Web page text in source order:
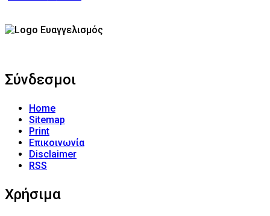
Σύνδεσμοι
Home
Sitemap
Print
Επικοινωνία
Disclaimer
RSS
Χρήσιμα